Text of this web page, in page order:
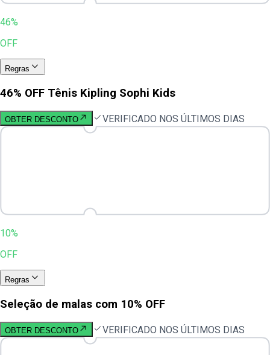
46%
OFF
Regras
46% OFF Tênis Kipling Sophi Kids
OBTER DESCONTO VERIFICADO NOS ÚLTIMOS DIAS
10%
OFF
Regras
Seleção de malas com 10% OFF
OBTER DESCONTO VERIFICADO NOS ÚLTIMOS DIAS